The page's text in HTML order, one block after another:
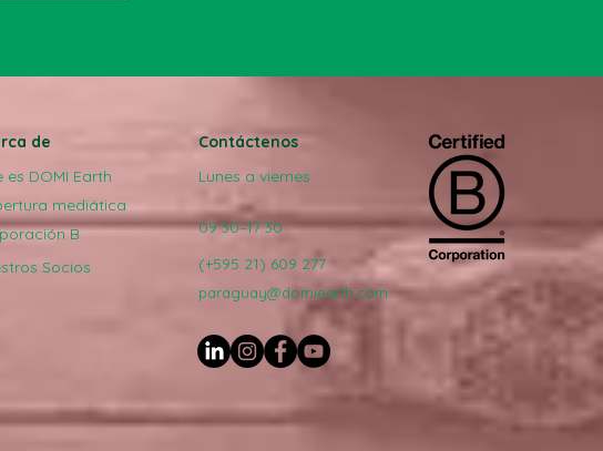
de
es DOMI Earth
Contáctenos
Lunes a viernes
mediática
B
Socios
09:30–17:30
(+595 21) 609 277
paraguay@domiearth.com